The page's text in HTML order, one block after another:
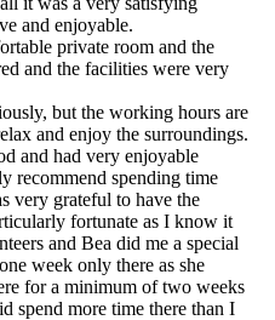
and enjoyable.
private room and the
and the facilities were very
but the working hours are
and enjoy the surroundings.
and had very enjoyable
recommend spending time
very grateful to have the
fortunate as I know it
and Bea did me a special
week only there as she
for a minimum of two weeks
spend more time there than I